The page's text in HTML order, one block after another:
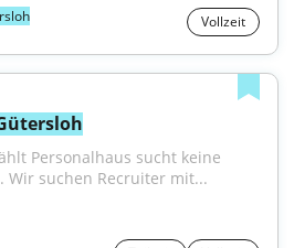
Vollzeit
Personalhaus sucht keine
Wir suchen Recruiter mit...